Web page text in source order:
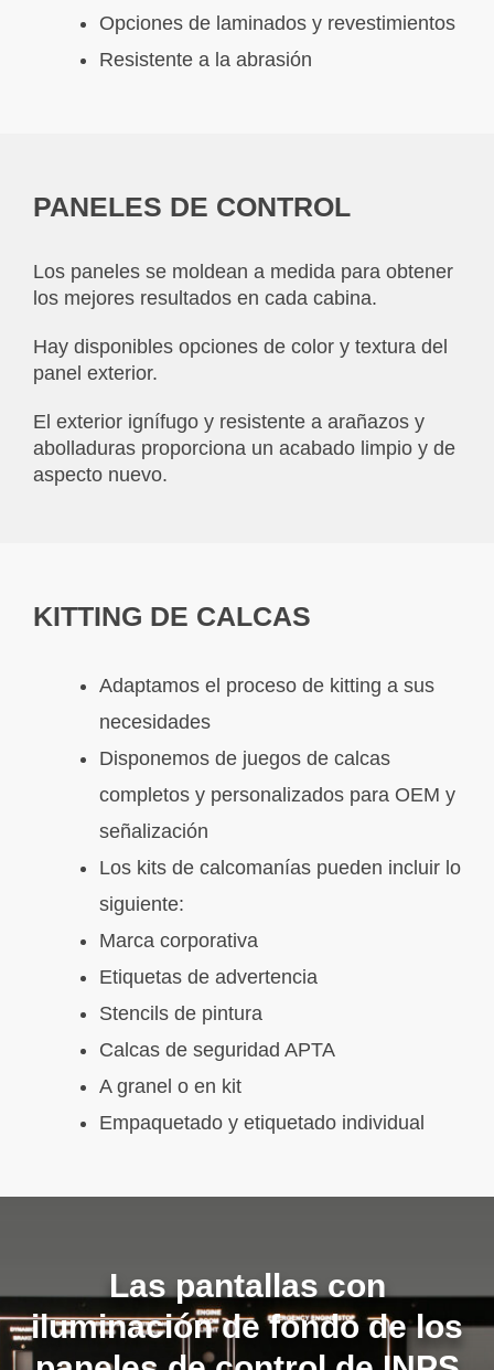
Opciones de laminados y revestimientos
Resistente a la abrasión
PANELES DE CONTROL
Los paneles se moldean a medida para obtener
los mejores resultados en cada cabina.
Hay disponibles opciones de color y textura del
panel exterior.
El exterior ignífugo y resistente a arañazos y
abolladuras proporciona un acabado limpio y de
aspecto nuevo.
KITTING DE CALCAS
Adaptamos el proceso de kitting a sus
necesidades
Disponemos de juegos de calcas
completos y personalizados para OEM y
señalización
Los kits de calcomanías pueden incluir lo
siguiente:
Marca corporativa
Etiquetas de advertencia
Stencils de pintura
Calcas de seguridad APTA
A granel o en kit
Empaquetado y etiquetado individual
Las pantallas con
iluminación de fondo de los